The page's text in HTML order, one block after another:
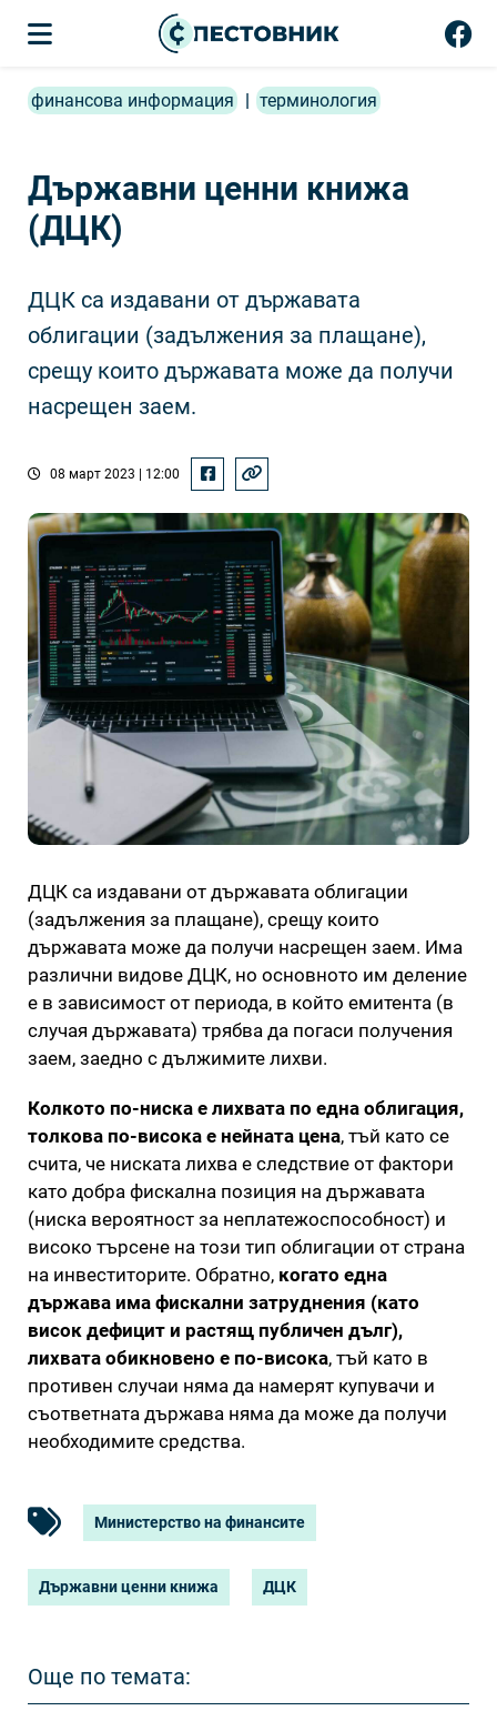
финансова информация | терминология
Държавни ценни книжа
(ДЦК)
ДЦК са издавани от държавата
облигации (задължения за плащане),
срещу които държавата може да получи
насрещен заем.
08 март 2023 | 12:00
ДЦК са издавани от държавата облигации
(задължения за плащане), срещу които
държавата може да получи насрещен заем. Има
различни видове ДЦК, но основното им деление
е в зависимост от периода, в който емитента (в
случая държавата) трябва да погаси получения
заем, заедно с дължимите лихви.
Колкото по-ниска е лихвата по една облигация,
толкова по-висока е нейната цена, тъй като се
счита, че ниската лихва е следствие от фактори
като добра фискална позиция на държавата
(ниска вероятност за неплатежоспособност) и
високо търсене на този тип облигации от страна
на инвеститорите. Обратно, когато една
държава има фискални затруднения (като
висок дефицит и растящ публичен дълг),
лихвата обикновено е по-висока, тъй като в
противен случаи няма да намерят купувачи и
съответната държава няма да може да получи
необходимите средства.
Министерство на финансите
Държавни ценни книжа ДЦК
Още по темата: